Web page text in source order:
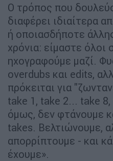
Ο τρόπος που
διαφέρει ιδιαίτερα
ή οποιασδήποτε
χρόνια: είμαστε όλοι
ηχογραφούμε μαζί.
overdubs και edits,
πρόκειται για
take 1, take 2... take
όμως, δεν φτάνουμε
takes. Βελτιώνουμε,
απορρίπτουμε - και
έχουμε».